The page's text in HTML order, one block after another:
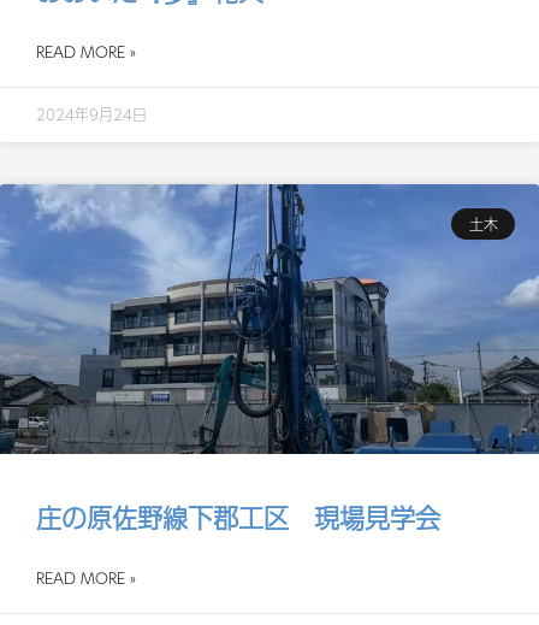
READ MORE »
2024年9月24日
土木
庄の原佐野線下郡工区 現場見学会
READ MORE »